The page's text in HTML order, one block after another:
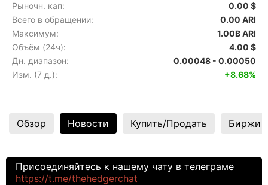
Рыночн. кап:
0.00 $
Всего в обращении:
0.00 ARI
Максимум:
1.00B ARI
Объём (24ч):
4.00 $
Дн. диапазон:
0.00048 - 0.00050
Изм. (7 д.):
+8.68%
Обзор Новости Купить/Продать Биржи
Присоединяйтесь к нашему чату в телеграме
https://t.me/thehedgerchat